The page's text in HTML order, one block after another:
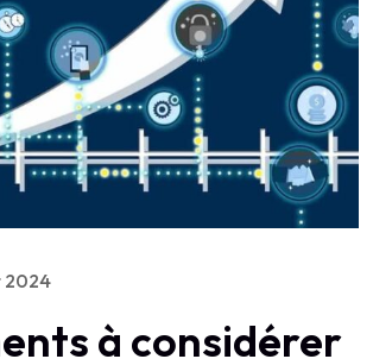
2024
à considérer